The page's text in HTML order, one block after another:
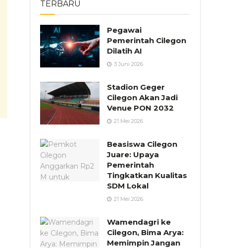
TERBARU
Pegawai
Pemerintah Cilegon
Dilatih AI
3 Juni 2026
Stadion Geger
Cilegon Akan Jadi
Venue PON 2032
21 Mei 2026
Beasiswa Cilegon
Juare: Upaya
Pemerintah
Tingkatkan Kualitas
SDM Lokal
21 Mei 2026
Wamendagri ke
Cilegon, Bima Arya:
Memimpin Jangan